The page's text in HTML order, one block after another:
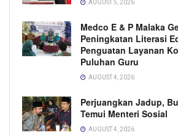
AUGUST 5, 2026
Medco E & P Malaka
Peningkatan Literasi
Penguatan Layanan
Puluhan Guru
AUGUST 4, 2026
Perjuangkan Jadup,
Temui Menteri Sosial
AUGUST 4, 2026